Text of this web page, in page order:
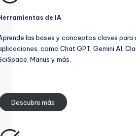
de IA
las bases y conceptos claves para
como Chat GPT, Gemini AI,
Manus y más.
Descubre más